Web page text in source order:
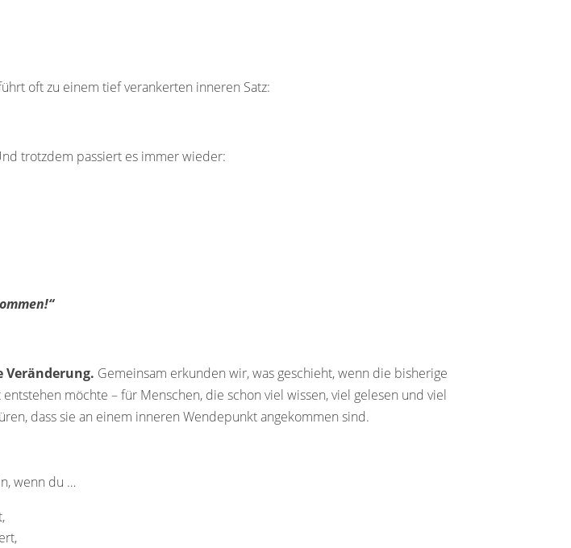
oft zu einem tief verankerten inneren Satz:
trotzdem passiert es immer wieder:
Veränderung. Gemeinsam erkunden wir, was geschieht, wenn die bisherige
möchte – für Menschen, die schon viel wissen, viel gelesen und viel
dass sie an einem inneren Wendepunkt angekommen sind.
wenn du …